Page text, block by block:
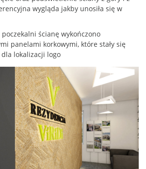
wygląda jakby unosiła się w
panelami korkowymi, które stały się
lokalizacji logo